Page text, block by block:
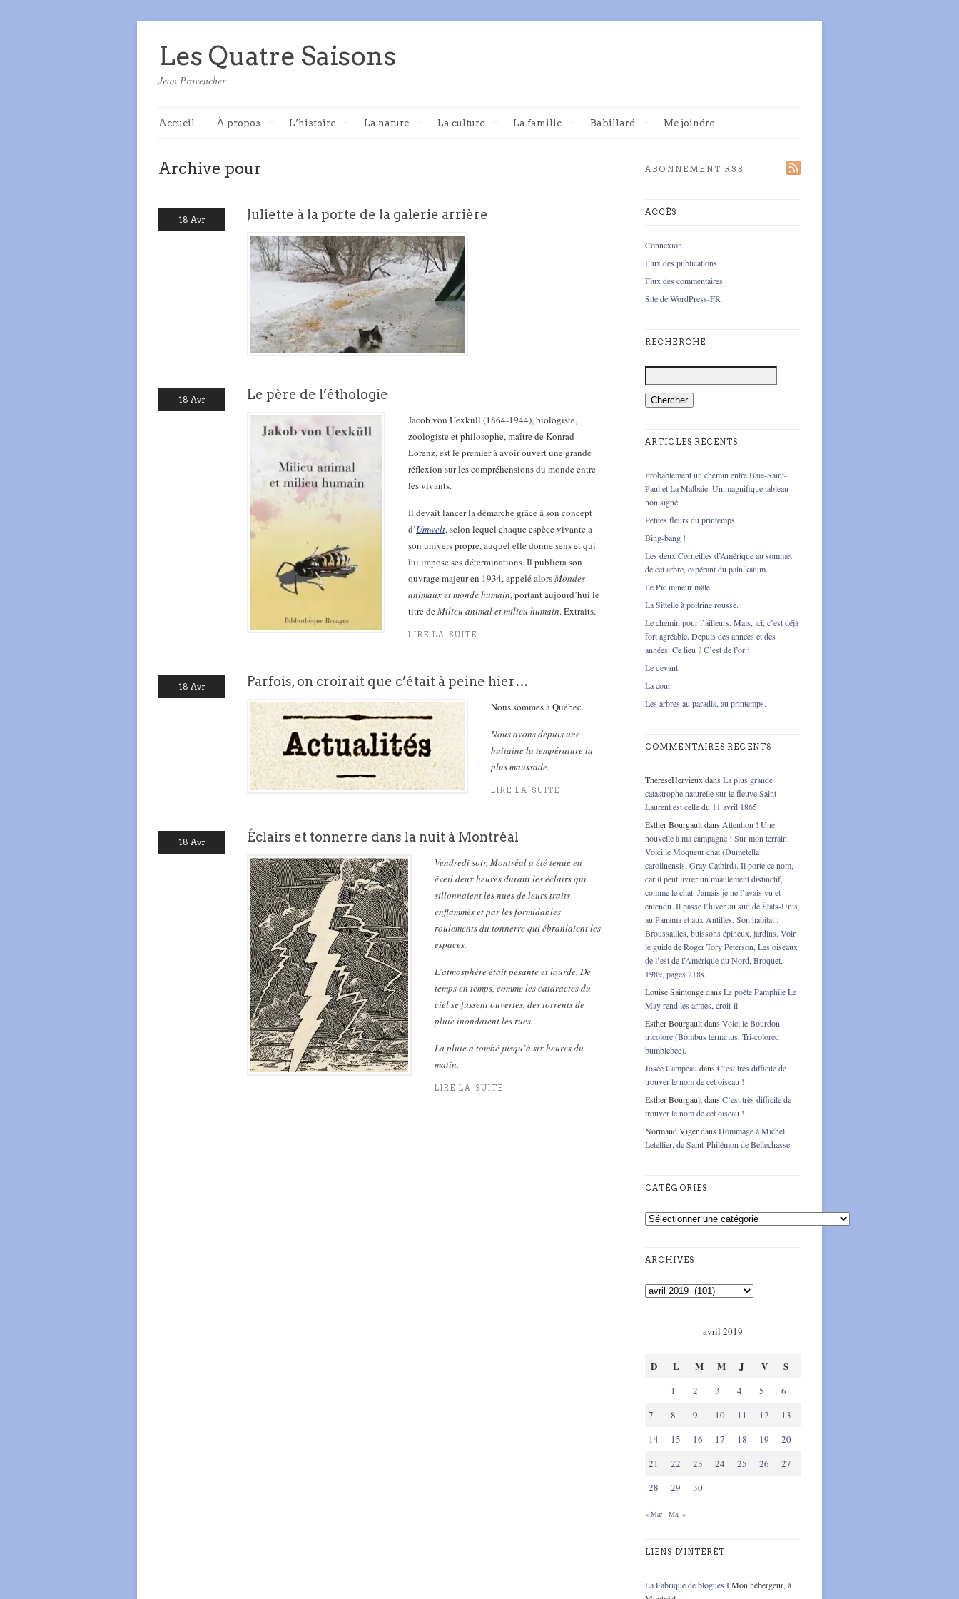
Les Quatre Saisons
Jean Provencher
Accueil À propos L’histoire La nature La culture La famille Babillard Me joindre
Archive pour
18 Avr Juliette à la porte de la galerie arrière
18 Avr Le père de l’éthologie
Jacob von Uexküll (1864-1944), biologiste,
zoologiste et philosophe, maître de Konrad
Lorenz, est le premier à avoir ouvert une grande
réflexion sur les compréhensions du monde entre
les vivants.
Il devait lancer la démarche grâce à son concept
d’Umwelt, selon lequel chaque espèce vivante a
son univers propre, auquel elle donne sens et qui
lui impose ses déterminations. Il publiera son
ouvrage majeur en 1934, appelé alorsMondes
animaux et monde humain, portant aujourd’hui le
titre deMilieu animal et milieu humain. Extraits.
LIRE LA SUITE
18 Avr Parfois, on croirait que c’était à peine hier…
Nous sommes à Québec.
Nous avons depuis une
huitaine la température la
plus maussade.
LIRE LA SUITE
18 Avr Éclairs et tonnerre dans la nuit à Montréal
Vendredi soir, Montréal a été tenue en
éveil deux heures durant les éclairs qui
sillonnaient les nues de leurs traits
enflammés et par les formidables
roulements du tonnerre qui ébranlaient les
espaces.
L’atmosphère était pesante et lourde. De
temps en temps, comme les cataractes du
ciel se fussent ouvertes, des torrents de
pluie inondaient les rues.
La pluie a tombé jusqu’à six heures du
matin.
LIRE LA SUITE
ABONNEMENT RSS
ACCÈS
Connexion
Flux des publications
Flux des commentaires
Site de WordPress-FR
RECHERCHE
ARTICLES RÉCENTS
Probablement un chemin entre Baie-Saint-
Paul et La Malbaie. Un magnifique tableau
non signé.
Petites fleurs du printemps.
Bing-bang !
Les deux Corneilles d’Amérique au sommet
de cet arbre, espérant du pain katum.
Le Pic mineur mâle.
La Sittelle à poitrine rousse.
Le chemin pour l’ailleurs. Mais, ici, c’est déjà
fort agréable. Depuis des années et des
années. Ce lieu ? C’est de l’or !
Le devant.
La cour.
Les arbres au paradis, au printemps.
COMMENTAIRES RÉCENTS
ThereseHervieux dans La plus grande
catastrophe naturelle sur le fleuve Saint-
Laurent est celle du 11 avril 1865
Esther Bourgaultdans Attention ! Une
nouvelle à ma campagne ! Sur mon terrain.
Voici le Moqueur chat (Dumetella
carolinensis, Gray Catbird). Il porte ce nom,
car il peut livrer un miaulement distinctif,
comme le chat. Jamais je ne l’avais vu et
entendu. Il passe l’hiver au sud de États-Unis,
au Panama et aux Antilles. Son habitat :
Broussailles, buissons épineux, jardins. Voir
le guide de Roger Tory Peterson, Les oiseaux
de l’est de l’Amérique du Nord, Broquet,
1989, pages 218s.
Louise Saintongedans Le poète Pamphile Le
May rend les armes, croit-il
Esther Bourgaultdans Voici le Bourdon
tricolore (Bombus ternarius, Tri-colored
bumblebee).
Josée Campeau dans C’est très difficile de
trouver le nom de cet oiseau !
Esther Bourgaultdans C’est très difficile de
trouver le nom de cet oiseau !
Normand Vigerdans Hommage à Michel
Letellier, de Saint-Philémon de Bellechasse
CATÉGORIES
ARCHIVES
avril 2019
D L M M J V S
1 2 3 4 5
6
7
8 9 10 11 12
13
14
15 16 17 18 19
20
21
22 23 24 25 26
27
28
29 30
« Mar Mai »
LIENS D'INTÉRÊT
La Fabrique de blogues IMon hébergeur, à